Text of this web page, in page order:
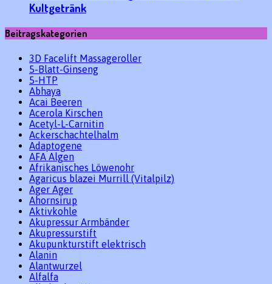
Kultgetränk
Beitragskategorien
3D Facelift Massageroller
5-Blatt-Ginseng
5-HTP
Abhaya
Acai Beeren
Acerola Kirschen
Acetyl-L-Carnitin
Ackerschachtelhalm
Adaptogene
AFA Algen
Afrikanisches Löwenohr
Agaricus blazei Murrill (Vitalpilz)
Ager Ager
Ahornsirup
Aktivkohle
Akupressur Armbänder
Akupressurstift
Akupunkturstift elektrisch
Alanin
Alantwurzel
Alfalfa